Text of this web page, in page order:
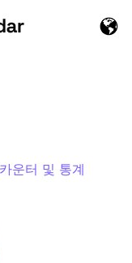
운터 및 통계